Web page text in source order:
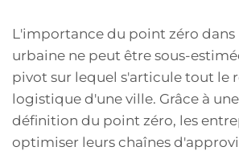
L'importance du point zéro
urbaine ne peut être sous-
pivot sur lequel s'articule tout le
logistique d'une ville. Grâce à
définition du point zéro, les
optimiser leurs chaînes